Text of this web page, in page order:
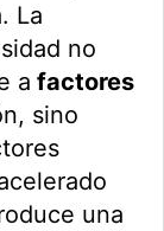
La
no
a factores
sino
una